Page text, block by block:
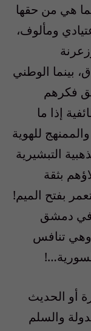
هي من حقها
ومألوف،
بينما الوطني
فكرهم
إذا ما
للهوية
التبشيرية
بثقة
بفتح الميم!
في دمشق
وهي تنافس
أو الحديث
والسلم